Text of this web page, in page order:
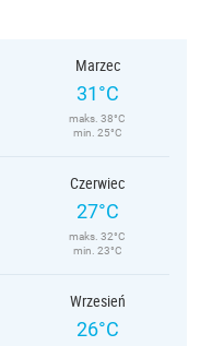
Marzec
31°C
maks. 38°C
min. 25°C
Czerwiec
27°C
maks. 32°C
min. 23°C
Wrzesień
26°C